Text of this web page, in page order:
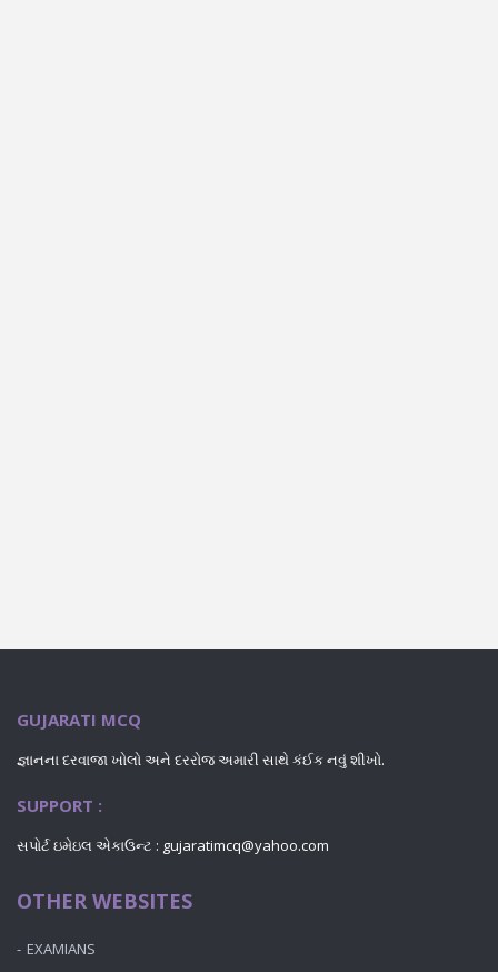
GUJARATI MCQ
જ્ઞાનના દરવાજા ખોલો અને દરરોજ અમારી સાથે કંઈક નવું શીખો.
SUPPORT :
સપોર્ટ ઇમેઇલ એકાઉન્ટ : gujaratimcq@yahoo.com
OTHER WEBSITES
EXAMIANS